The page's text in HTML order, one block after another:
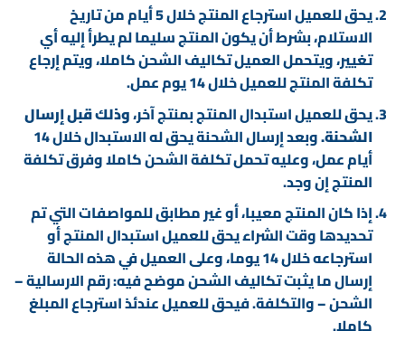
يحق للعميل استرجاع المنتج خلال 5 أيام من تاريخ
الاستلام، بشرط أن يكون المنتج سليما لم يطرأ إليه أي
تغيير، ويتحمل العميل تكاليف الشحن كاملا، ويتم إرجاع
تكلفة المنتج للعميل خلال 14 يوم عمل.
يحق للعميل استبدال المنتج بمنتج آخر،وذلك قبل إرسال
الشحنة.
وبعد إرسال الشحنة يحق له الاستبدال خلال 14
أيام عمل، وعليه تحمل تكلفة الشحن كاملا وفرق تكلفة
المنتج إن وجد.
إذا كان المنتج معيبا، أو غير مطابق للمواصفات التي تم
تحديدها وقت الشراء يحق للعميل استبدال المنتج أو
استرجاعه خلال 14 يوما، وعلى العميل في هذه الحالة
إرسال ما يثبت تكاليف الشحن موضح فيه: رقم الارسالية –
الشحن – والتكلفة. فيحق للعميل عندئذ استرجاع المبلغ
كاملا.